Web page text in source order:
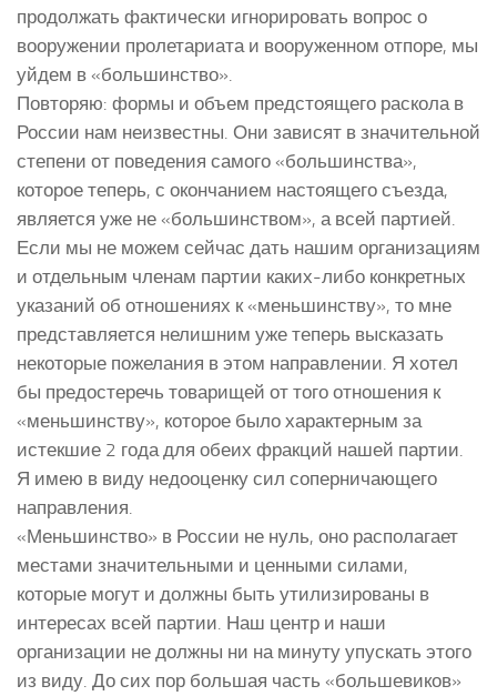
продолжать фактически игнорировать вопрос о
вооружении пролетариата и вооруженном отпоре, мы
уйдем в «большинство».
Повторяю: формы и объем предстоящего раскола в
России нам неизвестны. Они зависят в значительной
степени от поведения самого «большинства»,
которое теперь, с окончанием настоящего съезда,
является уже не «большинством», а всей партией.
Если мы не можем сейчас дать нашим организациям
и отдельным членам партии каких-либо конкретных
указаний об отношениях к «меньшинству», то мне
представляется нелишним уже теперь высказать
некоторые пожелания в этом направлении. Я хотел
бы предостеречь товарищей от того отношения к
«меньшинству», которое было характерным за
истекшие 2 года для обеих фракций нашей партии.
Я имею в виду недооценку сил соперничающего
направления.
«Меньшинство» в России не нуль, оно располагает
местами значительными и ценными силами,
которые могут и должны быть утилизированы в
интересах всей партии. Наш центр и наши
организации не должны ни на минуту упускать этого
из виду. До сих пор большая часть «большевиков»